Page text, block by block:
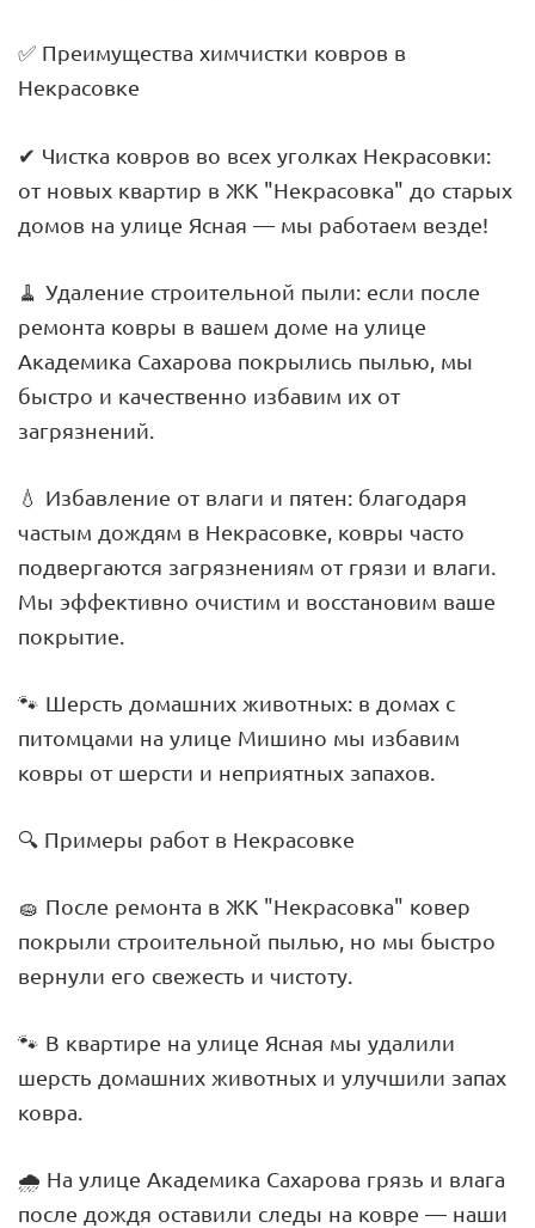
✅ Преимущества химчистки ковров в
Некрасовке
✔ Чистка ковров во всех уголках Некрасовки:
от новых квартир в ЖК "Некрасовка" до старых
домов на улице Ясная — мы работаем везде!
🧹 Удаление строительной пыли: если после
ремонта ковры в вашем доме на улице
Академика Сахарова покрылись пылью, мы
быстро и качественно избавим их от
загрязнений.
💧 Избавление от влаги и пятен: благодаря
частым дождям в Некрасовке, ковры часто
подвергаются загрязнениям от грязи и влаги.
Мы эффективно очистим и восстановим ваше
покрытие.
🐾 Шерсть домашних животных: в домах с
питомцами на улице Мишино мы избавим
ковры от шерсти и неприятных запахов.
🔍 Примеры работ в Некрасовке
🧽 После ремонта в ЖК "Некрасовка" ковер
покрыли строительной пылью, но мы быстро
вернули его свежесть и чистоту.
🐾 В квартире на улице Ясная мы удалили
шерсть домашних животных и улучшили запах
ковра.
🌧️ На улице Академика Сахарова грязь и влага
после дождя оставили следы на ковре — наши